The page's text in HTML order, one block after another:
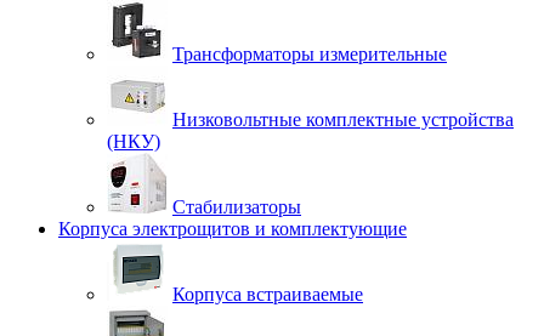
Трансформаторы измерительные
Низковольтные комплектные устройства
(НКУ)
Стабилизаторы
Корпуса электрощитов и комплектующие
Корпуса встраиваемые